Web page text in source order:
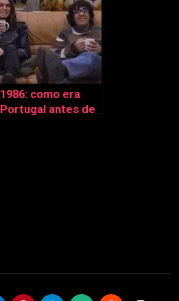
1986: como era
Portugal antes de